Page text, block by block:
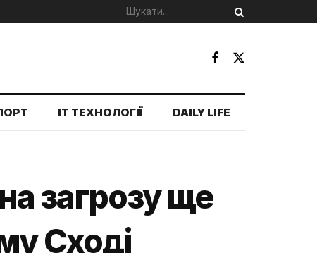
IT ТЕХНОЛОГІЇ DAILY LIFE
загрозу ще
Сході